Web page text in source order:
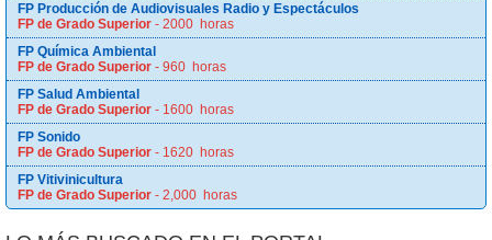
FP Producción de Audiovisuales Radio y Espectáculos
FP de Grado Superior - 2000 horas
FP Química Ambiental
FP de Grado Superior - 960 horas
FP Salud Ambiental
FP de Grado Superior - 1600 horas
FP Sonido
FP de Grado Superior - 1620 horas
FP Vitivinicultura
FP de Grado Superior - 2,000 horas